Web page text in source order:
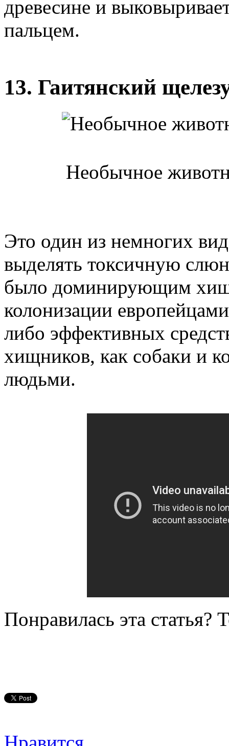
древесине и
пальцем.
13. Гаитянский
Необычное
Это один из немногих
выделять токсичную
было доминирующим
колонизации
либо эффективных
хищников, как собаки и
людьми.
Понравилась эта статья?